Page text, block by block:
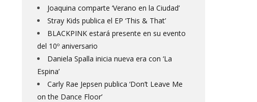
Joaquina comparte ‘Verano en la Ciudad’
Stray Kids publica el EP ‘This & That’
BLACKPINK estará presente en su evento
del 10º aniversario
Daniela Spalla inicia nueva era con ‘La
Espina’
Carly Rae Jepsen publica ‘Don’t Leave Me
on the Dance Floor’